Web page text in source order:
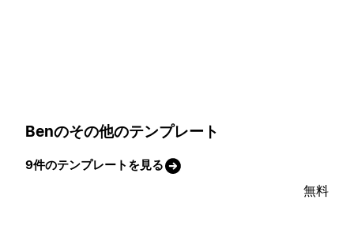
Benのその他のテンプレート
9件のテンプレートを見る
無料